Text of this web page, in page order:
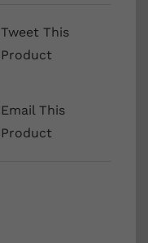
Tweet This
Product
Email This
Product